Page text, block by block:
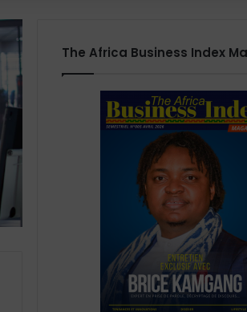
The Africa Business Index